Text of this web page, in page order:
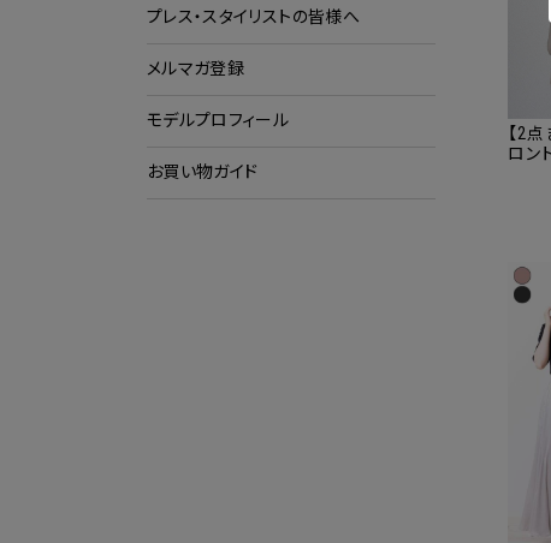
【2
ロン
ス 接触冷
服
プレス・スタイリストの皆様へ
メルマガ登録
モデルプロフィール
お買い物ガイド